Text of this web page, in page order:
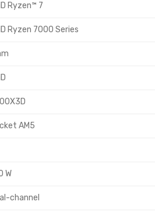
Ryzen™ 7
Ryzen 7000 Series
AM5
W
channel